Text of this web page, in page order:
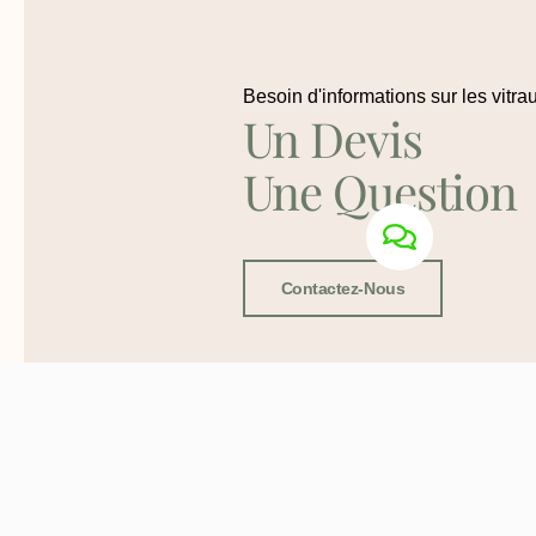
Besoin d'informations sur les
Un Devis
Une Question
Contactez-Nous